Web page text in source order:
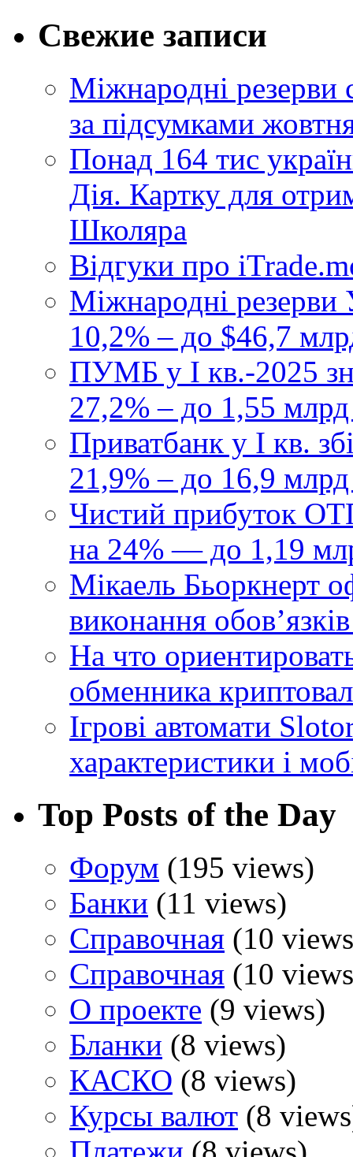
Свежие записи
Міжнародні
за підсумками
Понад 164 тис
Дія. Картку для
Школяра
Відгуки про
Міжнародні резерви
10,2% – до $46,7
ПУМБ у I кв.-2025
27,2% – до 1,55
Приватбанк у І кв.
21,9% – до 16,9
Чистий прибуток
на 24% — до 1,19
Мікаель Бьоркнерт
виконання
На что
обменника
Ігрові автомати
характеристики і
Top Posts of the Day
Форум (195 views)
Банки (11 views)
Справочная (10
Справочная (10
О проекте (9 views)
Бланки (8 views)
КАСКО (8 views)
Курсы валют (8